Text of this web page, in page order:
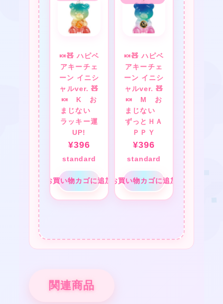
🍬🧸 ハピベ
アキーチェ
ーン イニシ
ャルver. 🧸
🍬 K お
まじない
ラッキー運
UP!
¥396
standard
お買い物カゴに追加
🍬🧸 ハピベ
アキーチェ
ーン イニシ
ャルver. 🧸
🍬 M お
まじない
ずっとＨＡ
ＰＰＹ
¥396
standard
お買い物カゴに追加
関連商品
★
❤
★
★
★
★
★